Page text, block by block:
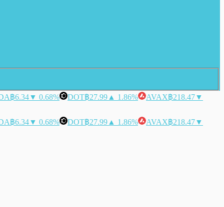
฿6.34▼ 0.68% DOT฿27.99 ▲ 1.86% AVAX฿218.47▼
฿6.34▼ 0.68% DOT฿27.99 ▲ 1.86% AVAX฿218.47▼